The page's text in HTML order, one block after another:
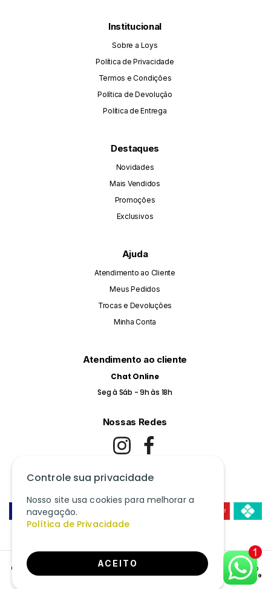
Institucional
Sobre a Loys
Política de Privacidade
Termos e Condições
Política de Devolução
Política de Entrega
Destaques
Novidades
Mais Vendidos
Promoções
Exclusivos
Ajuda
Atendimento ao Cliente
Meus Pedidos
Trocas e Devoluções
Minha Conta
Atendimento ao cliente
Chat Online
Seg à Sáb - 9h às 18h
Nossas Redes
© 2026
- Loys Perfumaria - Todos os direitos Reservados - J Franco
Feito PorWTEK®
Controle sua privacidade
Nosso site usa cookies para melhorar a
navegação.
Política de Privacidade
ACEITO